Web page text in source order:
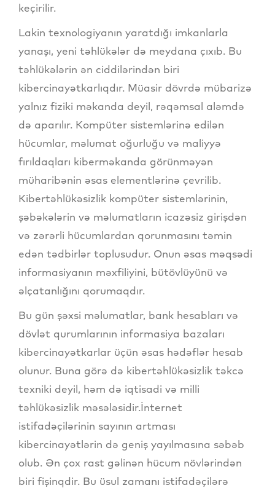
keçirilir.
Lakin texnologiyanın yaratdığı imkanlarla
yanaşı, yeni təhlükələr də meydana çıxıb. Bu
təhlükələrin ən ciddilərindən biri
kibercinayətkarlıqdır. Müasir dövrdə mübarizə
yalnız fiziki məkanda deyil, rəqəmsal aləmdə
də aparılır. Kompüter sistemlərinə edilən
hücumlar, məlumat oğurluğu və maliyyə
fırıldaqları kiberməkanda görünməyən
müharibənin əsas elementlərinə çevrilib.
Kibertəhlükəsizlik kompüter sistemlərinin,
şəbəkələrin və məlumatların icazəsiz girişdən
və zərərli hücumlardan qorunmasını təmin
edən tədbirlər toplusudur. Onun əsas məqsədi
informasiyanın məxfiliyini, bütövlüyünü və
əlçatanlığını qorumaqdır.
Bu gün şəxsi məlumatlar, bank hesabları və
dövlət qurumlarının informasiya bazaları
kibercinayətkarlar üçün əsas hədəflər hesab
olunur. Buna görə də kibertəhlükəsizlik təkcə
texniki deyil, həm də iqtisadi və milli
təhlükəsizlik məsələsidir.İnternet
istifadəçilərinin sayının artması
kibercinayətlərin də geniş yayılmasına səbəb
olub. Ən çox rast gəlinən hücum növlərindən
biri fişinqdir. Bu üsul zamanı istifadəçilərə